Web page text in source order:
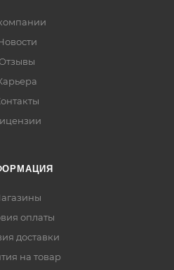
оплаты
доставки
на товар